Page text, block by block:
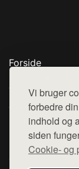
Vi bruger
forbedre
indhold og
siden
Cookie- og
Forside
Top Rabatter
Jotun maling
Kontakt